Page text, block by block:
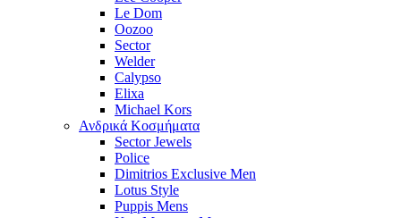
Le Dom
Oozoo
Sector
Welder
Calypso
Elixa
Michael Kors
Ανδρικά Κοσμήματα
Sector Jewels
Police
Dimitrios Exclusive Men
Lotus Style
Puppis Mens